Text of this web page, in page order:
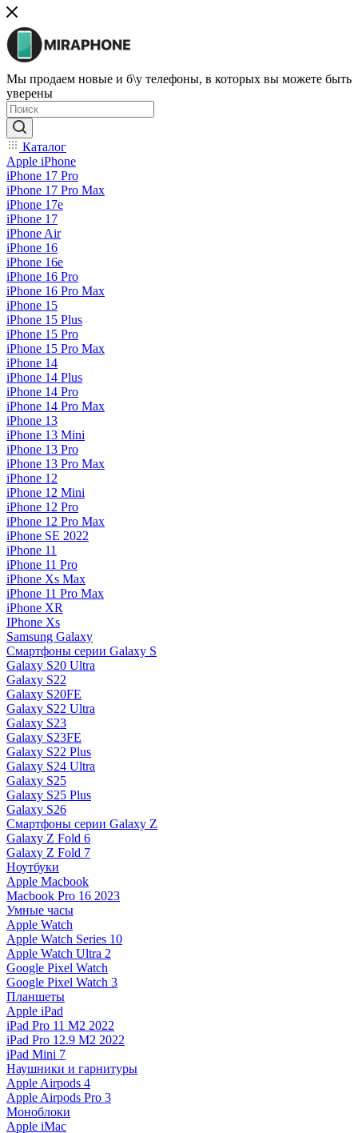
Мы продаем новые и б\у телефоны, в которых вы можете быть
уверены
Каталог
Apple iPhone
iPhone 17 Pro
iPhone 17 Pro Max
iPhone 17e
iPhone 17
iPhone Air
iPhone 16
iPhone 16e
iPhone 16 Pro
iPhone 16 Pro Max
iPhone 15
iPhone 15 Plus
iPhone 15 Pro
iPhone 15 Pro Max
iPhone 14
iPhone 14 Plus
iPhone 14 Pro
iPhone 14 Pro Max
iPhone 13
iPhone 13 Mini
iPhone 13 Pro
iPhone 13 Pro Max
iPhone 12
iPhone 12 Mini
iPhone 12 Pro
iPhone 12 Pro Max
iPhone SE 2022
iPhone 11
iPhone 11 Pro
iPhone Xs Max
iPhone 11 Pro Max
iPhone XR
IPhone Xs
Samsung Galaxy
Смартфоны серии Galaxy S
Galaxy S20 Ultra
Galaxy S22
Galaxy S20FE
Galaxy S22 Ultra
Galaxy S23
Galaxy S23FE
Galaxy S22 Plus
Galaxy S24 Ultra
Galaxy S25
Galaxy S25 Plus
Galaxy S26
Смартфоны серии Galaxy Z
Galaxy Z Fold 6
Galaxy Z Fold 7
Ноутбуки
Apple Macbook
Macbook Pro 16 2023
Умные часы
Apple Watch
Apple Watch Series 10
Apple Watch Ultra 2
Google Pixel Watch
Google Pixel Watch 3
Планшеты
Apple iPad
iPad Pro 11 M2 2022
iPad Pro 12.9 M2 2022
iPad Mini 7
Наушники и гарнитуры
Apple Airpods 4
Apple Airpods Pro 3
Моноблоки
Apple iMac